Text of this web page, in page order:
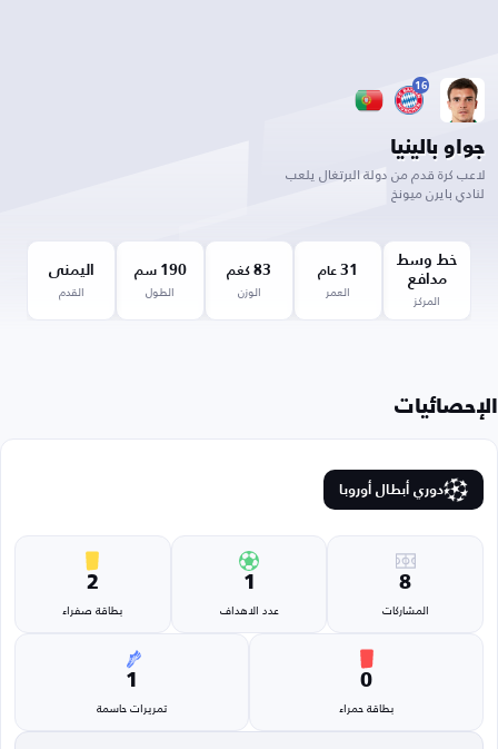
16
جواو بالينيا
لاعب كرة قدم من دولة البرتغال يلعب
لنادي بايرن ميونخ
خط وسط
مدافع
المركز
31 عام
العمر
83 كغم
الوزن
190 سم
الطول
اليمنى
القدم
الإحصائيات
دوري أبطال أوروبا
8
المشاركات
1
عدد الاهداف
2
بطاقة صفراء
0
بطاقة حمراء
1
تمريرات حاسمة